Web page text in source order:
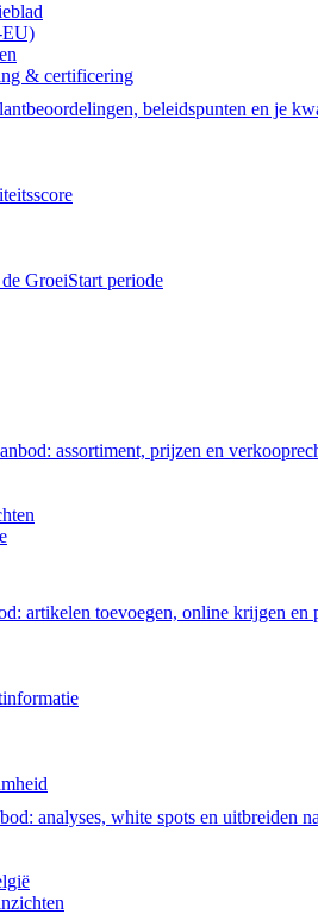
EU)
& certificering
beleidspunten en je
GroeiStart periode
assortiment, prijzen en
artikelen toevoegen, online krijgen en
analyses, white spots en uitbreiden